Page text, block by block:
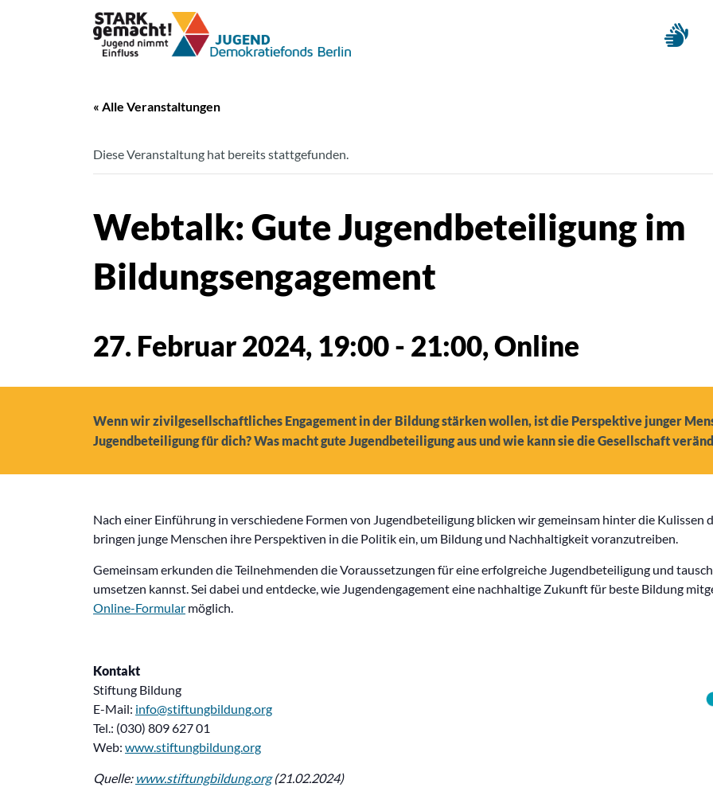
« Alle Veranstaltungen
Diese Veranstaltung hat bereits stattgefunden.
Webtalk: Gute Jugendbeteiligung im
Bildungsengagement
27. Februar 2024, 19:00- 21:00, Online
Wenn wir zivilgesellschaftliches Engagement in der Bildung stärken wollen, ist die Perspektive junger
Jugendbeteiligung für dich? Was macht gute Jugendbeteiligung aus und wie kann sie die Gesellschaft
Nach einer Einführung in verschiedene Formen von Jugendbeteiligung blicken wir gemeinsam hinter die
bringen junge Menschen ihre Perspektiven in die Politik ein, um Bildung und Nachhaltigkeit voranzutreiben.
Gemeinsam erkunden die Teilnehmenden die Voraussetzungen für eine erfolgreiche Jugendbeteiligung und
umsetzen kannst. Sei dabei und entdecke, wie Jugendengagement eine nachhaltige Zukunft für beste Bildung
Online-Formular möglich.
Kontakt
Stiftung Bildung
E-Mail: info@stiftungbildung.org
Tel.: (030) 809 627 01
Web: www.stiftungbildung.org
Quelle: www.stiftungbildung.org(21.02.2024)